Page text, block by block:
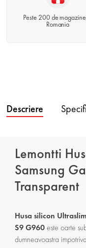
Peste 200 de
Romania
Descriere
Lemontti
Samsung
Transparent
Husa silicon
S9 G960este oarte
dumneavoastra